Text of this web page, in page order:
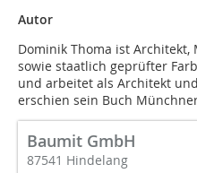
Autor
Dominik Thoma ist
sowie staatlich geprüfter
und arbeitet als Architekt
erschien sein Buch
Baumit GmbH
87541 Hindelang